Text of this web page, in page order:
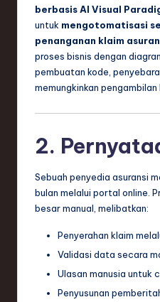
T
d
berbasis AI Visual
untuk mengotomatisasi
penanganan klaim
proses bisnis dengan
pembuatan kode,
memungkinkan
2.
Sebuah penyedia asuransi
bulan melalui portal online.
besar manual, melibatkan:
Penyerahan klaim
Validasi data secara
Ulasan manusia untuk
Penyusunan